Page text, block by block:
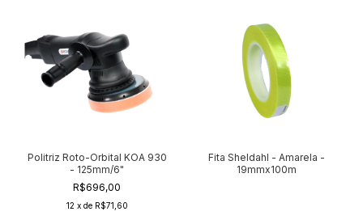
Politriz Roto-Orbital KOA 930
- 125mm/6"
R$696,00
12 x de R$71,60
Fita Sheldahl - Amarela -
19mmx100m